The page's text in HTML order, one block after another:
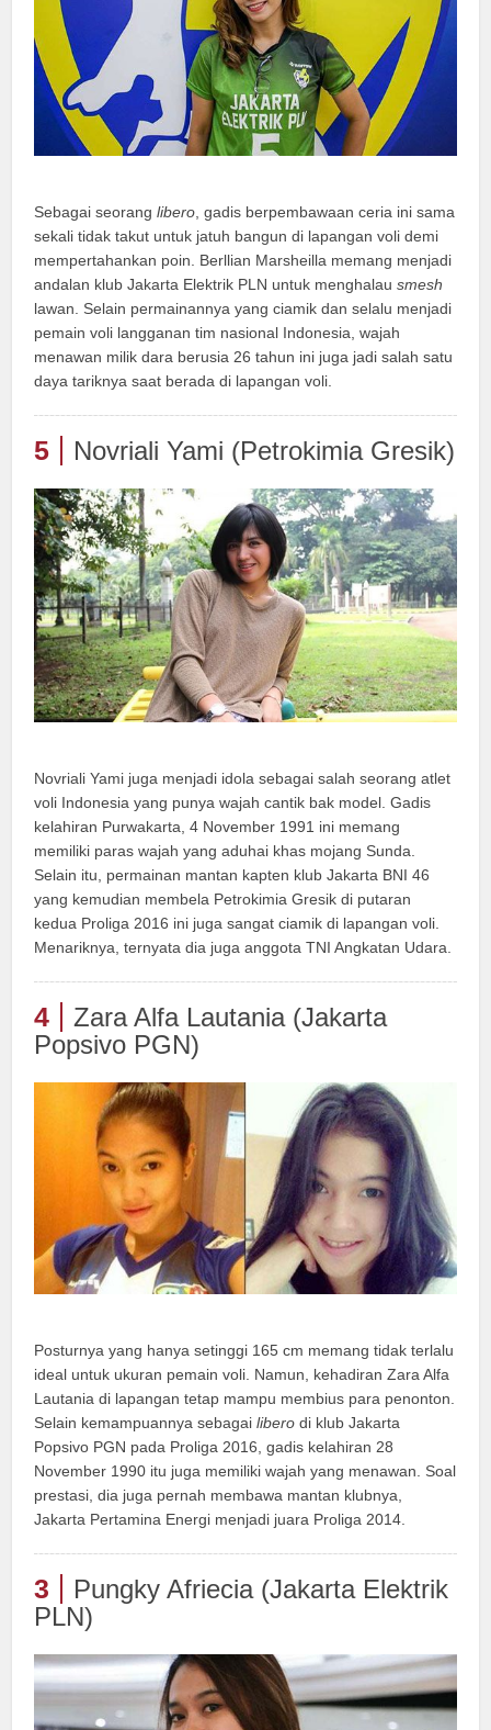
Sebagai seoranglibero , gadis berpembawaan ceria ini sama
sekali tidak takut untuk jatuh bangun di lapangan voli demi
mempertahankan poin. Berllian Marsheilla memang menjadi
andalan klub Jakarta Elektrik PLN untuk menghalausmesh
lawan. Selain permainannya yang ciamik dan selalu menjadi
pemain voli langganan tim nasional Indonesia, wajah
menawan milik dara berusia 26 tahun ini juga jadi salah satu
daya tariknya saat berada di lapangan voli.
5 Novriali Yami (Petrokimia Gresik)
Novriali Yami juga menjadi idola sebagai salah seorang atlet
voli Indonesia yang punya wajah cantik bak model. Gadis
kelahiran Purwakarta, 4 November 1991 ini memang
memiliki paras wajah yang aduhai khas mojang Sunda.
Selain itu, permainan mantan kapten klub Jakarta BNI 46
yang kemudian membela Petrokimia Gresik di putaran
kedua Proliga 2016 ini juga sangat ciamik di lapangan voli.
Menariknya, ternyata dia juga anggota TNI Angkatan Udara.
4
Zara Alfa Lautania (Jakarta
Popsivo PGN)
Posturnya yang hanya setinggi 165 cm memang tidak terlalu
ideal untuk ukuran pemain voli. Namun, kehadiran Zara Alfa
Lautania di lapangan tetap mampu membius para penonton.
Selain kemampuannya sebagailibero di klub Jakarta
Popsivo PGN pada Proliga 2016, gadis kelahiran 28
November 1990 itu juga memiliki wajah yang menawan. Soal
prestasi, dia juga pernah membawa mantan klubnya,
Jakarta Pertamina Energi menjadi juara Proliga 2014.
3
Pungky Afriecia (Jakarta Elektrik
PLN)